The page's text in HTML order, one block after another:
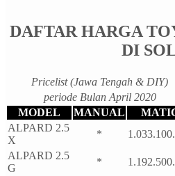
DAFTAR HARGA
DI
Pricelist (Jawa Tengah & DIY)
periode Bulan April 2020
MODEL
MANUAL
ALPARD 2.5
X
*
ALPARD 2.5
G
*